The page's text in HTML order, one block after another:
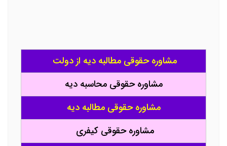
مشاوره حقوقی مطالبه دیه از دولت
مشاوره حقوقی محاسبه دیه
مشاوره حقوقی مطالبه دیه
مشاوره حقوقی کیفری